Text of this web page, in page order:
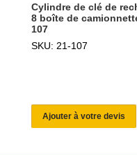
Cylindre de clé de
8 boîte de
107
SKU: 21-107
Ajouter à votre devis